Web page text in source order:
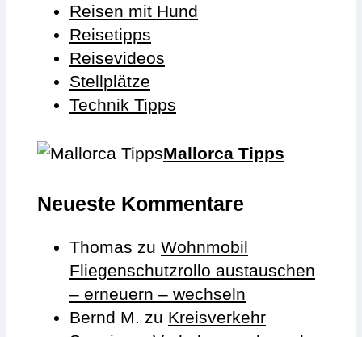
Reisen mit Hund
Reisetipps
Reisevideos
Stellplätze
Technik Tipps
Mallorca Tipps
Neueste Kommentare
Thomas zu Wohnmobil
Fliegenschutzrollo austauschen
– erneuern – wechseln
Bernd M. zu Kreisverkehr